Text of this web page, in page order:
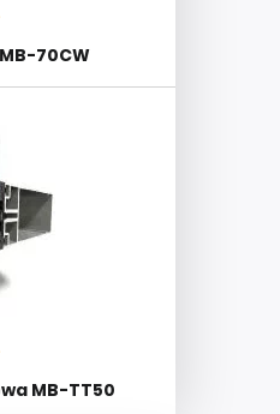
70CW
MB-TT50